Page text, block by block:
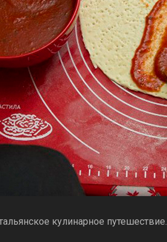
кулинарное путешествие.